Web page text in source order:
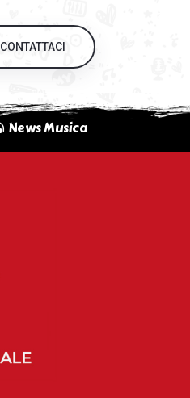
CONTATTACI
News Musica